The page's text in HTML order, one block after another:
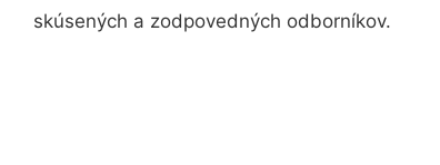
skúsených a zodpovedných odborníkov.